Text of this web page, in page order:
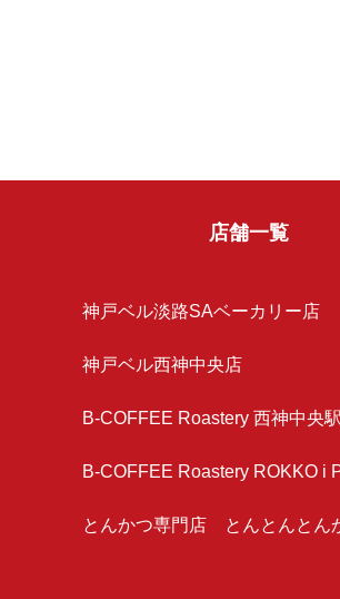
店舗一覧
神戸ベル淡路SAベーカリー店
神戸ベル西神中央店
B-COFFEE Roastery 西神中央
B-COFFEE Roastery ROKKO i
とんかつ専門店 とんとんとん